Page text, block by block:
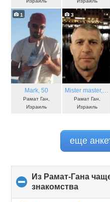
1
Mark, 50
Рамат Ган,
Израиль
3
Mister master, 46
Рамат Ган,
Израиль
еще
Из Рамат-Гана
знакомства
to